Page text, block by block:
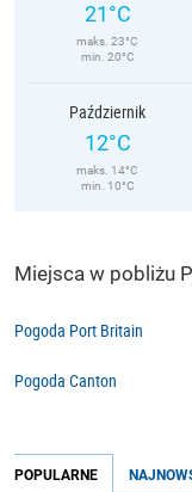
21°C
maks. 23°C
min. 20°C
Październik
12°C
maks. 14°C
min. 10°C
Miejsca w pobliżu
Pogoda Port Britain
Pogoda Canton
POPULARNE